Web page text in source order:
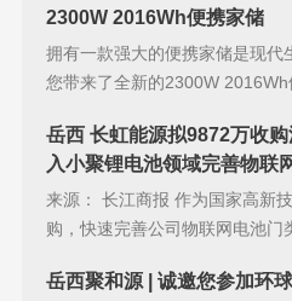
2300W 2016Wh便携家储
拥有一款强大的便携家储是现代
您带来了全新的2300W
岳西 长虹能源拟9872万收
入小聚锂电池领域完善物联
来源： 长江商报 作为国家高新
购，快速完善公司物联网电池
岳西聚和源 | 诚邀您参加环